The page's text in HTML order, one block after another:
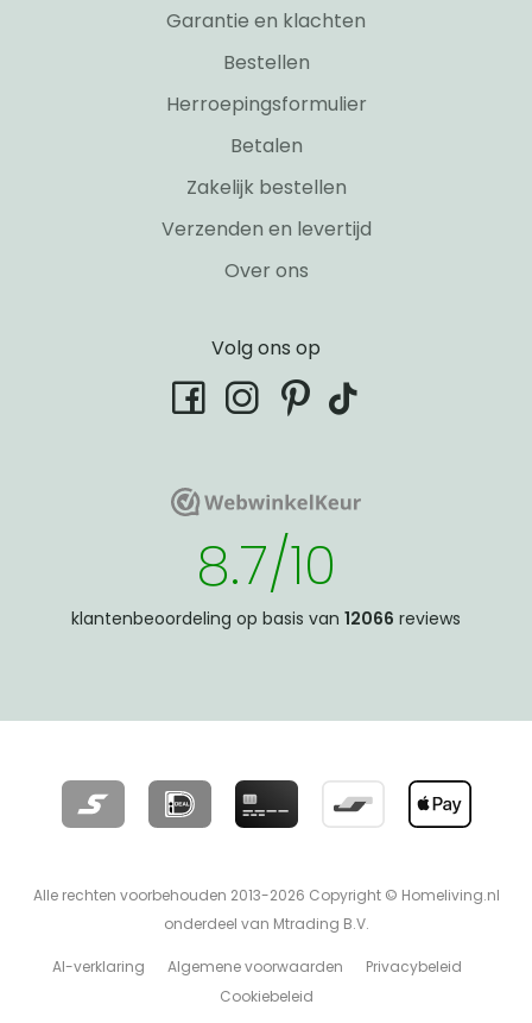
Garantie en klachten
Bestellen
Herroepingsformulier
Betalen
Zakelijk bestellen
Verzenden en levertijd
Over ons
Volg ons op
facebookinstagram
pinterest
tiktok
WebwinkelKeurWebwinkelKeur
8.7/10
klantenbeoordeling op basis van 12066 reviews
Alle rechten voorbehouden 2013-2026 Copyright © Homeliving.nl
onderdeel van Mtrading B.V.
AI-verklaring Algemene voorwaarden
Privacybeleid
Cookiebeleid